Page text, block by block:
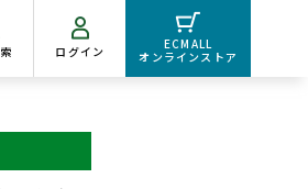
ログイン
ECMALL
オンラインストア